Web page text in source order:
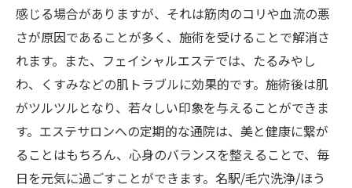
感じる場合がありますが、それは筋肉のコリや血流の悪
さが原因であることが多く、施術を受けることで解消さ
れます。また、フェイシャルエステでは、たるみやし
わ、くすみなどの肌トラブルに効果的です。施術後は肌
がツルツルとなり、若々しい印象を与えることができま
す。エステサロンへの定期的な通院は、美と健康に繋が
ることはもちろん、心身のバランスを整えることで、毎
日を元気に過ごすことができます。名駅/毛穴洗浄/ほう